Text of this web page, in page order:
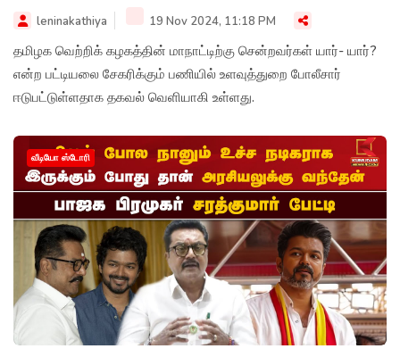
leninakathiya 19 Nov 2024, 11:18 PM
தமிழக வெற்றிக் கழகத்தின் மாநாட்டிற்கு சென்றவர்கள் யார்- யார்?
என்ற பட்டியலை சேகரிக்கும் பணியில் உளவுத்துறை போலீசார்
ஈடுபட்டுள்ளதாக தகவல் வெளியாகி உள்ளது.
வீடியோ ஸ்டோரி